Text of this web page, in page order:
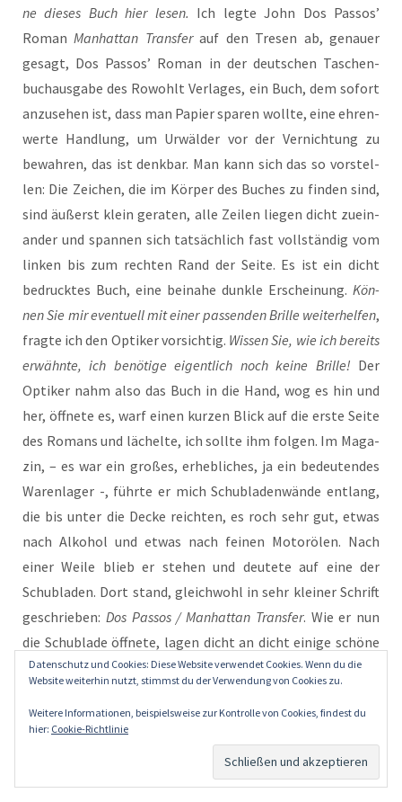
ne die­ses Buch hier lesen. Ich leg­te John Dos Pas­sos’
RomanMan­hat­tan Trans­ferauf den Tre­sen ab, genau­er
gesagt, Dos Pas­sos’ Roman in der deut­schen Taschen­
buch­aus­ga­be des Rowohlt Ver­la­ges, ein Buch, dem sofort
anzu­se­hen ist, dass man Papier spa­ren woll­te, eine ehren­
wer­te Hand­lung, um Urwäl­der vor der Ver­nich­tung zu
bewah­ren, das ist denk­bar. Man kann sich das so vor­stel­
len: Die Zei­chen, die im Kör­per des Buches zu fin­den sind,
sind äußerst klein gera­ten, alle Zei­len lie­gen dicht zuein­
an­der und span­nen sich tat­säch­lich fast voll­stän­dig vom
lin­ken bis zum rech­ten Rand der Sei­te. Es ist ein dicht
bedruck­tes Buch, eine bei­na­he dunk­le Erschei­nung. Kön­
nen Sie mir even­tu­ell mit einer pas­sen­den Bril­le wei­ter­hel­fen,
frag­te ich den Opti­ker vor­sich­tig. Wis­sen Sie, wie ich bereits
erwähn­te, ich benö­ti­ge eigent­lich noch kei­ne Bril­le! Der
Opti­ker nahm also das Buch in die Hand, wog es hin und
her, öff­ne­te es, warf einen kur­zen Blick auf die ers­te Sei­te
des Romans und lächel­te, ich soll­te ihm fol­gen. Im Maga­
zin, – es war ein gro­ßes, erheb­li­ches, ja ein bedeu­ten­des
Waren­la­ger -, führ­te er mich Schub­la­den­wän­de ent­lang,
die bis unter die Decke reich­ten, es roch sehr gut, etwas
nach Alko­hol und etwas nach fei­nen Motor­ölen. Nach
einer Wei­le blieb er ste­hen und deu­te­te auf eine der
Schub­la­den. Dort stand, gleich­wohl in sehr klei­ner Schrift
geschrie­ben: Dos Pas­sos / Man­hat­tan Trans­fer. Wie er nun
die Schub­la­de öff­ne­te, lagen dicht an dicht eini­ge schö­ne
Lese­bril­len in ver­schie­de­nen Far­ben und Grö­ßen und For­
men. Über Dos Pas­sos’ Bril­len­schub­la­de war ein Fach mit
der Beschrif­tung:Samu­el Beckett / Gesam­mel­te Roma­ne
Gleich rechts davon lager­ten Ulys­ses’ Bril­len. –
Datenschutz und Cookies: Diese Website verwendet Cookies. Wenn du die
Website weiterhin nutzt, stimmst du der Verwendung von Cookies zu.
Weitere Informationen, beispielsweise zur Kontrolle von Cookies, findest du
hier: Cookie-Richtlinie